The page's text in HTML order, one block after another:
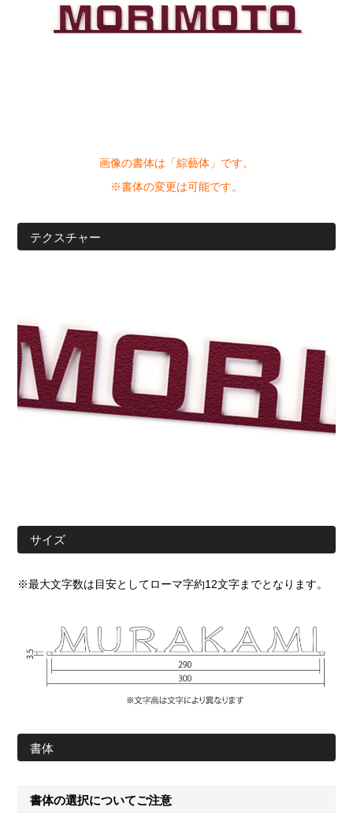
画像の書体は「綜藝体 」です。
※書体の変更は可能です。
テクスチャー
サイズ
※最大文字数は目安としてローマ字約12文字までとなります。
書体
書体の選択についてご注意